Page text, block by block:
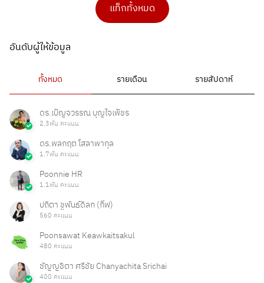
แท็กทั้งหมด
อันดับผู้ให้ข้อมูล
ทั้งหมด รายเดือน รายสัปดาห์
ดร.เบ็ญจวรรณ บุญใจเพ็ชร
2.3พัน คะแนน
ดร.พลกฤต โสลาพากุล
1.7พัน คะแนน
Poonnie HR
1.1พัน คะแนน
ปถิตา ชูพันธ์ดิลก (กิ๊ฟ)
560 คะแนน
Poonsawat Keawkaitsakul
480 คะแนน
ชัญญชิตา ศรีชัย Chanyachita Srichai
400 คะแนน